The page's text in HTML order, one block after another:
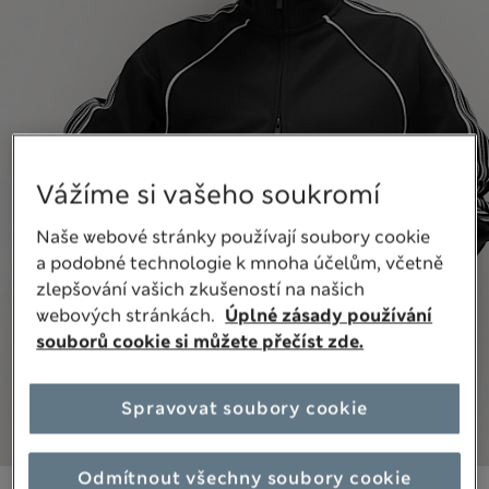
Vážíme si vašeho soukromí
Naše webové stránky používají soubory cookie
a podobné technologie k mnoha účelům, včetně
zlepšování vašich zkušeností na našich
webových stránkách. Úplné zásady používání
souborů cookie si můžete přečíst zde.
Odmítnout všechny soubory cookie
Spravovat soubory cookie